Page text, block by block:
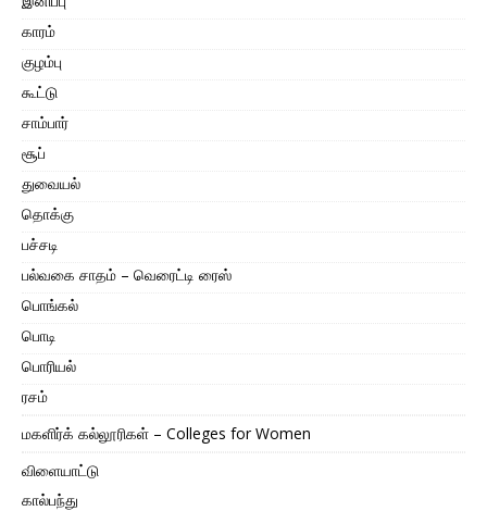
காரம்
குழம்பு
கூட்டு
சாம்பார்
சூப்
துவையல்
தொக்கு
பச்சடி
பல்வகை சாதம் – வெரைட்டி ரைஸ்
பொங்கல்
பொடி
பொரியல்
ரசம்
மகளிர்க் கல்லூரிகள் – Colleges for Women
விளையாட்டு
கால்பந்து